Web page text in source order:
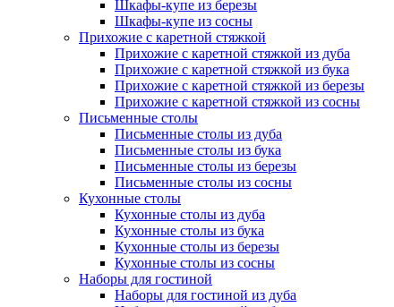
Шкафы-купе из березы
Шкафы-купе из сосны
Прихожие с каретной стяжкой
Прихожие с каретной стяжкой из дуба
Прихожие с каретной стяжкой из бука
Прихожие с каретной стяжкой из березы
Прихожие с каретной стяжкой из сосны
Письменные столы
Письменные столы из дуба
Письменные столы из бука
Письменные столы из березы
Письменные столы из сосны
Кухонные столы
Кухонные столы из дуба
Кухонные столы из бука
Кухонные столы из березы
Кухонные столы из сосны
Наборы для гостиной
Наборы для гостиной из дуба